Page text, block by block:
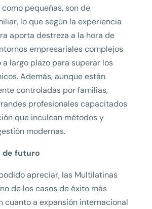
pequeñas, son de
lo que según la experiencia
aporta destreza a la hora de
empresariales complejos
largo plazo para superar los
Además, aunque están
controladas por familias,
profesionales capacitados
que inculcan métodos y
modernas.
de futuro
apreciar, las Multilatinas
de los casos de éxito más
cuanto a expansión internacional